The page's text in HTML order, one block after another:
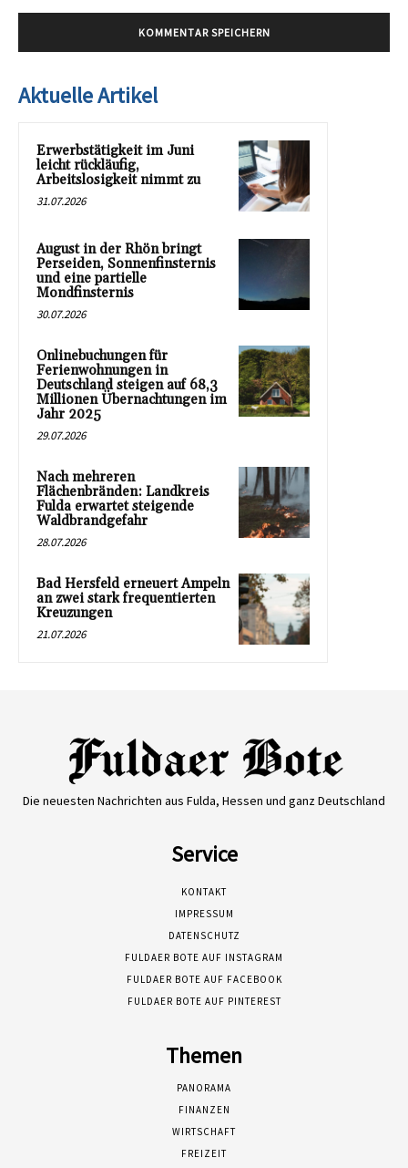
Aktuelle Artikel
Erwerbstätigkeit im Juni
leicht rückläufig,
Arbeitslosigkeit nimmt zu
31.07.2026
August in der Rhön bringt
Perseiden, Sonnenfinsternis
und eine partielle
Mondfinsternis
30.07.2026
Onlinebuchungen für
Ferienwohnungen in
Deutschland steigen auf 68,3
Millionen Übernachtungen im
Jahr 2025
29.07.2026
Nach mehreren
Flächenbränden: Landkreis
Fulda erwartet steigende
Waldbrandgefahr
28.07.2026
Bad Hersfeld erneuert Ampeln
an zwei stark frequentierten
Kreuzungen
21.07.2026
Die neuesten Nachrichten aus Fulda, Hessen und ganz Deutschland
Service
KONTAKT
IMPRESSUM
DATENSCHUTZ
FULDAER BOTE AUF INSTAGRAM
FULDAER BOTE AUF FACEBOOK
FULDAER BOTE AUF PINTEREST
Themen
PANORAMA
FINANZEN
WIRTSCHAFT
FREIZEIT